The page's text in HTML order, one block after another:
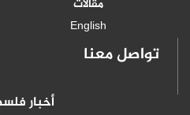
مقالات
English
تواصل معنا
أخبار